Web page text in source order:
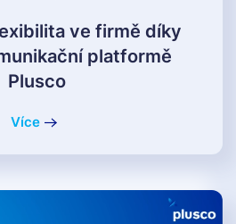
ve firmě díky
platformě
Plusco
Více